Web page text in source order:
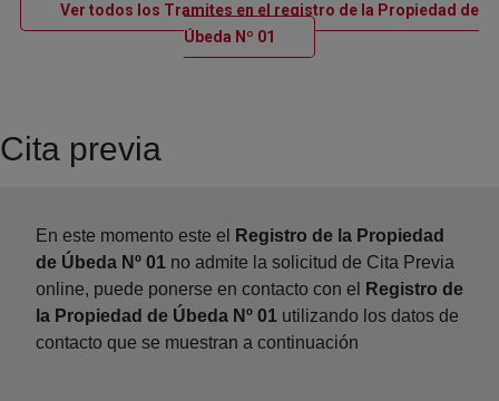
Ver todos los Tramites en el registro de la Propiedad de
Úbeda Nº 01
Ventana nueva
Cita previa
En este momento este el
Registro de la Propiedad
de Úbeda Nº 01 no admite la solicitud de Cita Previa
online, puede ponerse en contacto con el
Registro de
la Propiedad de Úbeda Nº 01 utilizando los datos de
contacto que se muestran a continuación